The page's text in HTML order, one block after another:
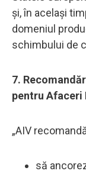
și, în același
domeniul
schimbului de
7.
pentru Afaceri
„AIV
să